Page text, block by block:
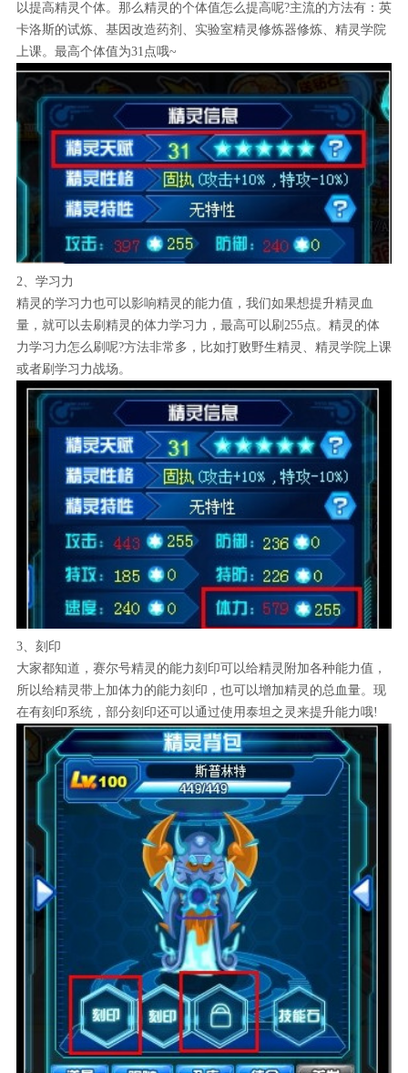
以提高精灵个体。那么精灵的个体值怎么提高呢?主流的方法有：英
卡洛斯的试炼、基因改造药剂、实验室精灵修炼器修炼、精灵学院
上课。最高个体值为31点哦~
2、学习力
精灵的学习力也可以影响精灵的能力值，我们如果想提升精灵血
量，就可以去刷精灵的体力学习力，最高可以刷255点。精灵的体
力学习力怎么刷呢?方法非常多，比如打败野生精灵、精灵学院上课
或者刷学习力战场。
3、刻印
大家都知道，赛尔号精灵的能力刻印可以给精灵附加各种能力值，
所以给精灵带上加体力的能力刻印，也可以增加精灵的总血量。现
在有刻印系统，部分刻印还可以通过使用泰坦之灵来提升能力哦!